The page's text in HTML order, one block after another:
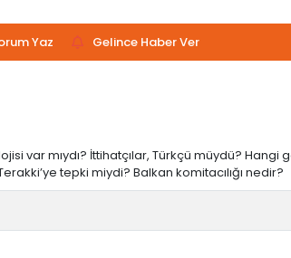
Yaz Gelince Haber Ver
var mıydı? İttihatçılar, Türkçü müydü? Hangi
tepki miydi? Balkan komitacılığı nedir?